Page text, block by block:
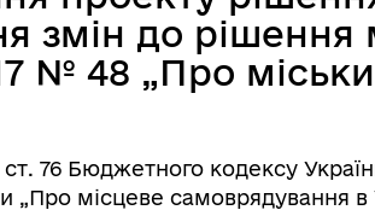
змін до рішення
№ 48 „Про
ст. 76 Бюджетного кодексу
„Про місцеве самоврядування в